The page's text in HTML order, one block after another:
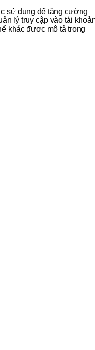
sử dụng để tăng cường
lý truy cập vào tài
khác được mô tả trong